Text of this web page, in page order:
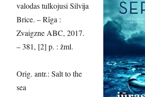
valodas tulkojusi Silvija
Brice. – Rīga :
Zvaigzne ABC, 2017.
– 381, [2] p. : žml.
Orig. antr.: Salt to the
sea